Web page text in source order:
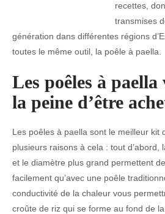
recettes,
transmises
génération dans différentes régions
toutes le même outil, la poêle à paella.
Les poêles à paella
la peine d’être
Les poêles à paella sont le meilleur kit
plusieurs raisons à cela : tout d’abord,
et le diamètre plus grand permettent
facilement qu’avec une poêle
conductivité de la chaleur vous
croûte de riz qui se forme au fond de la